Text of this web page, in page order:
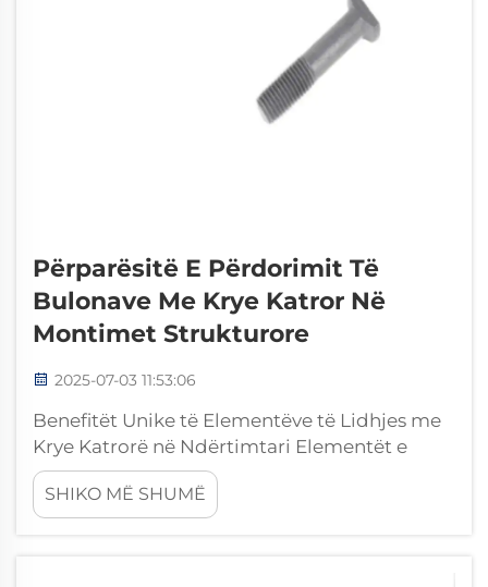
Përparësitë E Përdorimit Të
Bulonave Me Krye Katror Në
Montimet Strukturore
2025-07-03 11:53:06
Benefitët Unike të Elementëve të Lidhjes me
Krye Katrorë në Ndërtimtari Elementët e
lidhjes me krye katrorë janë një zgjidhje e
besuar për lidhje në aplikime strukturore që
nga shekullat, duke ofruar përparësi të
SHIKO MË SHUMË